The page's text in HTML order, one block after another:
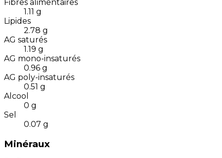
Fibres alimentaires
1.11 g
Lipides
2.78 g
AG saturés
1.19 g
AG mono-insaturés
0.96 g
AG poly-insaturés
0.51 g
Alcool
0 g
Sel
0.07 g
Minéraux